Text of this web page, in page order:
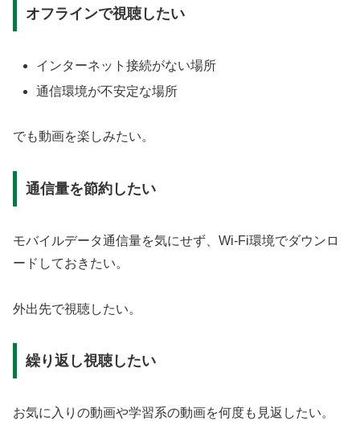
オフラインで視聴したい
インターネット接続がない場所
通信環境が不安定な場所
でも動画を楽しみたい。
通信量を節約したい
モバイルデータ通信量を気にせず、Wi-Fi環境でダウンロ
ードしておきたい。
外出先で視聴したい。
繰り返し視聴したい
お気に入りの動画や学習系の動画を何度も見返したい。